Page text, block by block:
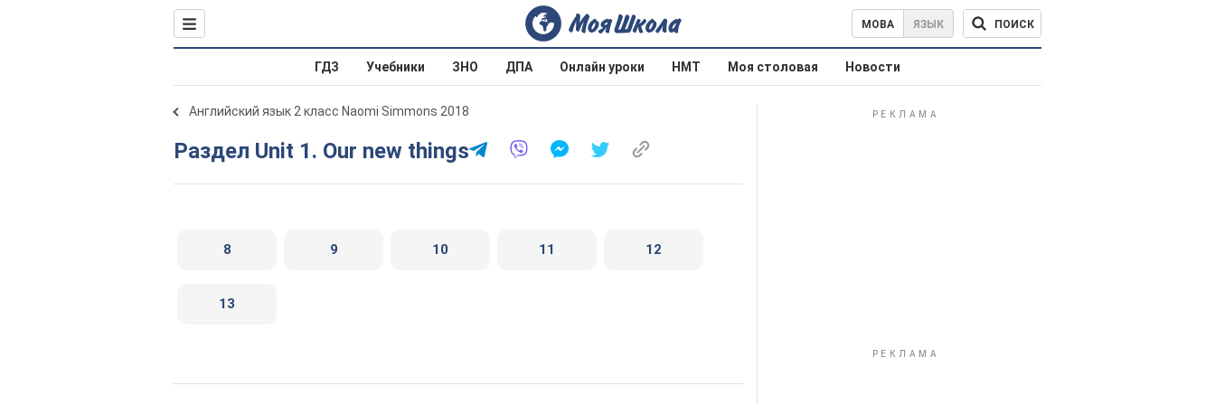
МОВА ЯЗЫК ПОИСК
ГДЗ Учебники ЗНО ДПА Онлайн уроки НМТ Моя столовая Новости
Английский язык 2 класс Naomi Simmons 2018
Раздел Unit 1. Our new things
8 9 10 11 12
13